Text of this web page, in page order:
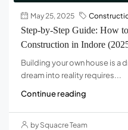
May 25, 2025
Step-by-Step Guide: How
Construction in Indore
Building your own house is a
dream into reality requires...
Continue reading
by Squacre Team